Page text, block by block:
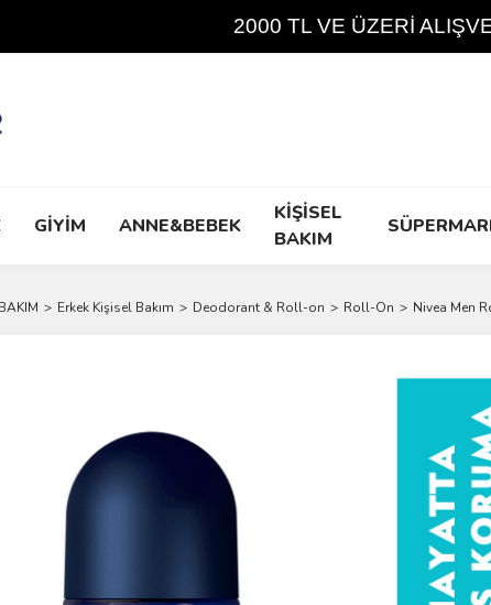
2000 TL VE ÜZERİ
GİYİM ANNE&BEBEK
KİŞİSEL
BAKIM
Erkek Kişisel Bakım Deodorant & Roll-on Roll-On Nivea Men